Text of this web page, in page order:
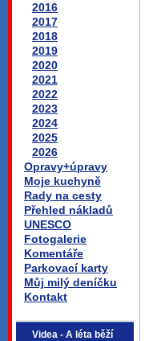
2016
2017
2018
2019
2020
2021
2022
2023
2024
2025
2026
Opravy+úpravy
Moje kuchyně
Rady na cesty
Přehled nákladů
UNESCO
Fotogalerie
Komentáře
Parkovací karty
Můj milý deníčku
Kontakt
Videa - A léta běží